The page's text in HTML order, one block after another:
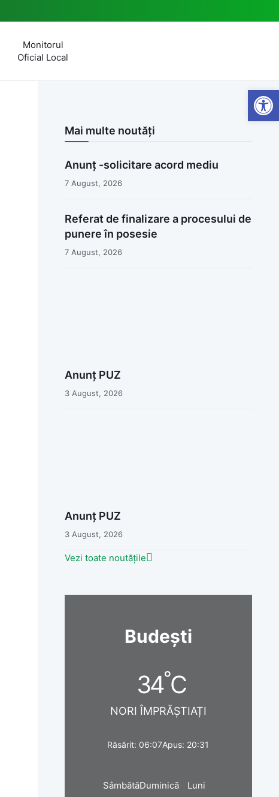
Monitorul
Oficial Local
Mai multe noutăți
Anunț -solicitare acord mediu
7 August, 2026
Referat de finalizare a procesului de
punere în posesie
7 August, 2026
Anunț PUZ
3 August, 2026
Anunț PUZ
3 August, 2026
Vezi toate noutățile
Budești
34°C
NORI ÎMPRĂȘTIAȚI
Răsărit: 06:07Apus: 20:31
SâmbătăDuminică Luni